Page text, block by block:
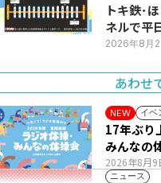
トキ鉄･ほく
ネルで平
2026年8月2
あわせ
NEW イベ
2026年8月9
17年ぶり
みんなの
ニュース